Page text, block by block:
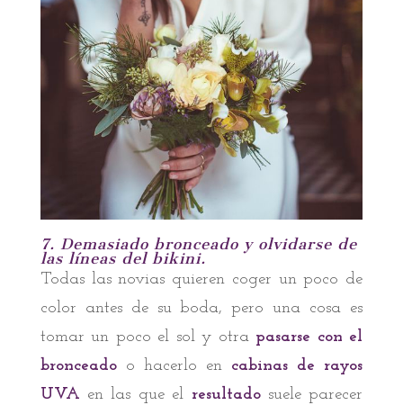
7. Demasiado bronceado y olvidarse de
las líneas del bikini.
Todas las novias quieren coger un poco de
color antes de su boda, pero una cosa es
tomar un poco el sol y otra pasarse con el
bronceadoo hacerlo en cabinas de rayos
UVA en las que el resultadosuele parecer